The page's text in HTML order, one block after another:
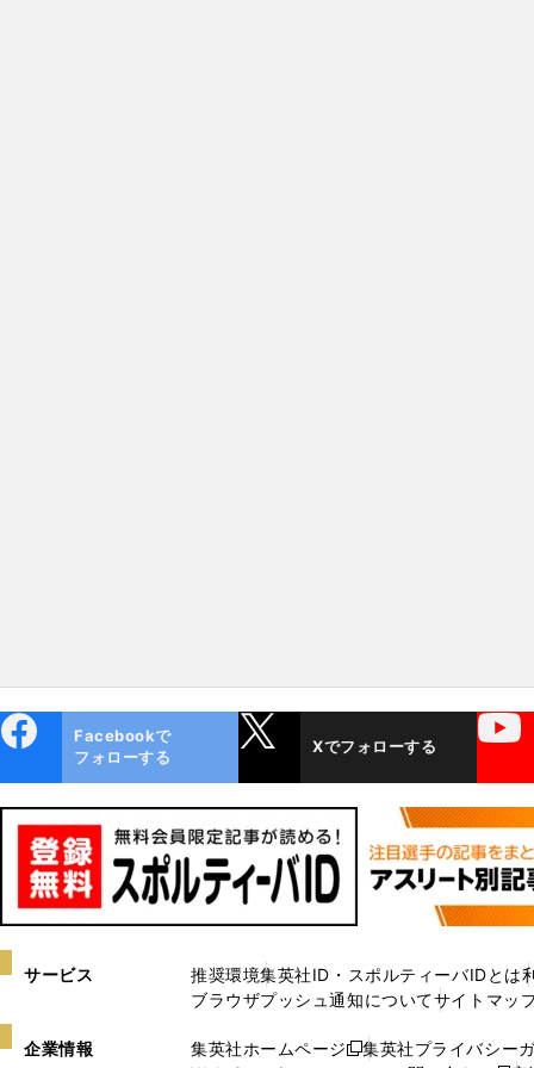
ok
Facebookで
フォローする
Xでフォローする
YouTube
サービス 推奨環境集英社ID・スポルティーバIDとは
ブラウザプッシュ通知についてサイトマッ
企業情報 集英社ホームページ
新
集英社プライバシー